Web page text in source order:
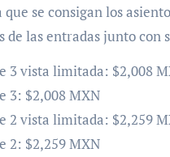
que se consigan los
de las entradas junto con
3 vista limitada: $2,008
3: $2,008 MXN
2 vista limitada: $2,259
2: $2,259 MXN